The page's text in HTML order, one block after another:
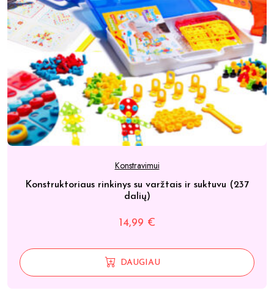
Konstravimui
Konstruktoriaus rinkinys su varžtais ir suktuvu (237
dalių)
14,99 €
DAUGIAU